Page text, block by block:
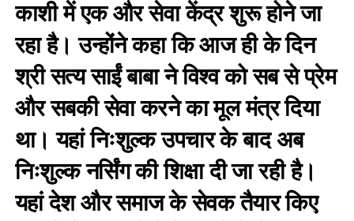
काशी में एक और सेवा केंद्र शुरू होने जा
रहा है। उन्होंने कहा कि आज ही के दिन
श्री सत्य साईं बाबा ने विश्व को सब से प्रेम
और सबकी सेवा करने का मूल मंत्र दिया
था। यहां निःशुल्क उपचार के बाद अब
निःशुल्क नर्सिंग की शिक्षा दी जा रही है।
यहां देश और समाज के सेवक तैयार किए